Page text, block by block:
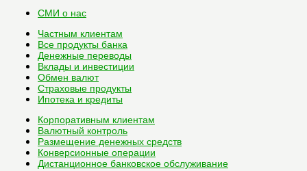
СМИ о нас
Частным клиентам
Все продукты банка
Денежные переводы
Вклады и инвестиции
Обмен валют
Страховые продукты
Ипотека и кредиты
Корпоративным клиентам
Валютный контроль
Размещение денежных средств
Конверсионные операции
Дистанционное банковское обслуживание